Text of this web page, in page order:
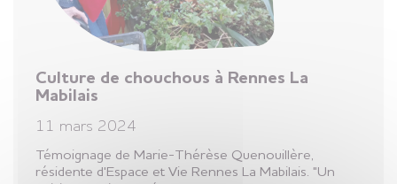
Culture de chouchous à Rennes La
Mabilais
11 mars 2024
Témoignage de Marie-Thérèse Quenouillère,
résidente d'Espace et Vie Rennes La Mabilais. "Un